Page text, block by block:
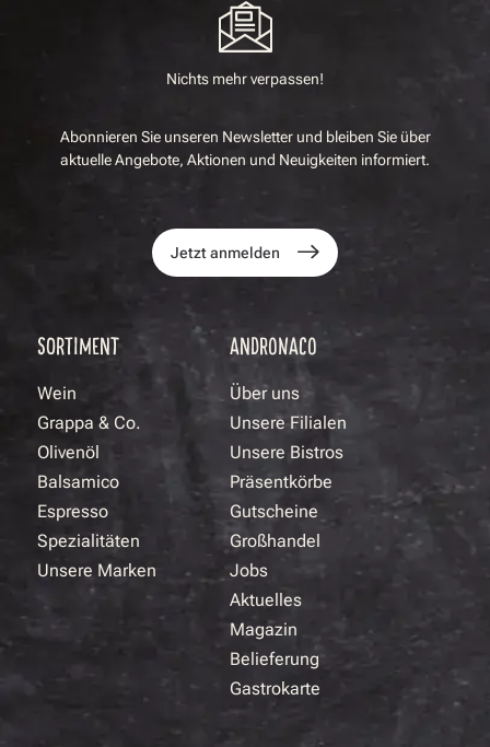
Nichts mehr verpassen!
Abonnieren Sie unseren Newsletter und bleiben Sie über
aktuelle Angebote, Aktionen und Neuigkeiten informiert.
Jetzt anmelden
SORTIMENT
Wein
Grappa & Co.
Olivenöl
Balsamico
Espresso
Spezialitäten
Unsere Marken
ANDRONACO
Über uns
Unsere Filialen
Unsere Bistros
Präsentkörbe
Gutscheine
Großhandel
Jobs
Aktuelles
Magazin
Belieferung
Gastrokarte